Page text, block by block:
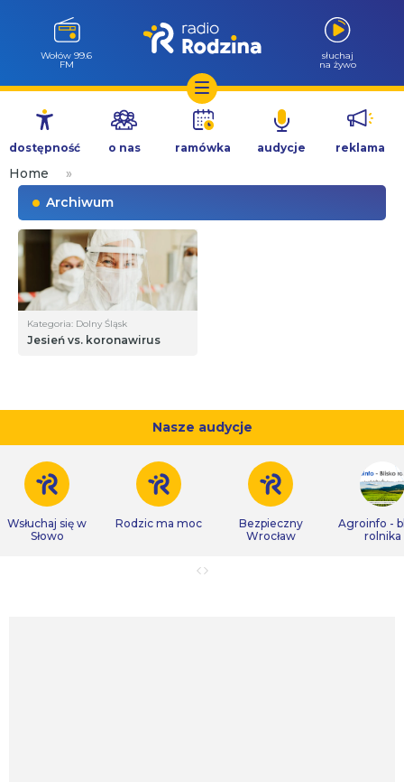
Przejdź
treści
Wołów 99.6
FM
słuchaj
na żywo
dostępność o nas ramówka audycje reklama
Home
»
Archiwum
Kategoria: Dolny Śląsk
Jesień vs. koronawirus
Nasze audycje
Wsłuchaj się w
Słowo
Rodzic ma moc
Bezpieczny
Wrocław
Agroinfo -
rolnika